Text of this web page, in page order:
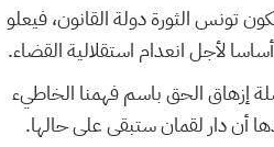
تونس الثورة دولة القانون، فيعلو
لأجل انعدام استقلالية القضاء.
إزهاق الحق باسم فهمنا الخاطيء
أن دار لقمان ستبقى على حالها.